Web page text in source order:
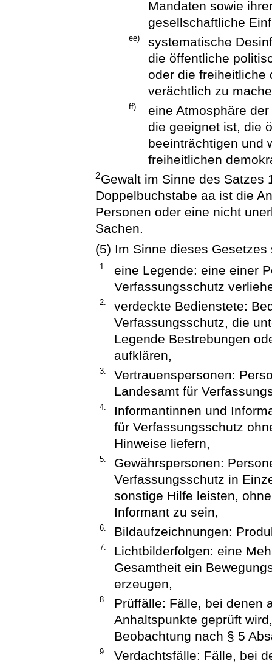
Mandaten sowie
gesellschaftliche
ee)
systematische
die öffentliche
oder die freiheitliche
verächtlich zu
ff)
eine Atmosphäre
die geeignet ist, die
beeinträchtigen und
freiheitlichen
2Gewalt im Sinne des Satzes
Doppelbuchstabe aa ist die
Personen oder eine nicht
Sachen.
(5) Im Sinne dieses Gesetzes
1.
eine Legende: eine einer
Verfassungsschutz
2.
verdeckte Bedienstete:
Verfassungsschutz, die
Legende Bestrebungen
aufklären,
3.
Vertrauenspersonen:
Landesamt für
4.
Informantinnen und
für Verfassungsschutz
Hinweise liefern,
5.
Gewährspersonen:
Verfassungsschutz in
sonstige Hilfe leisten,
Informant zu sein,
6. Bildaufzeichnungen:
7.
Lichtbilderfolgen: eine
Gesamtheit ein
erzeugen,
8.
Prüffälle: Fälle, bei denen
Anhaltspunkte geprüft
Beobachtung nach § 5
9.
Verdachtsfälle: Fälle, bei